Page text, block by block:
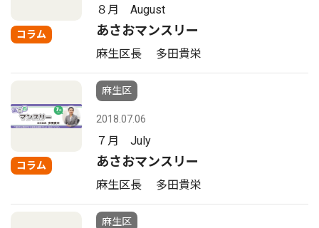
コラム
８月 August
あさおマンスリー
麻生区長 多田貴栄
コラム
麻生区
2018.07.06
７月 July
あさおマンスリー
麻生区長 多田貴栄
麻生区